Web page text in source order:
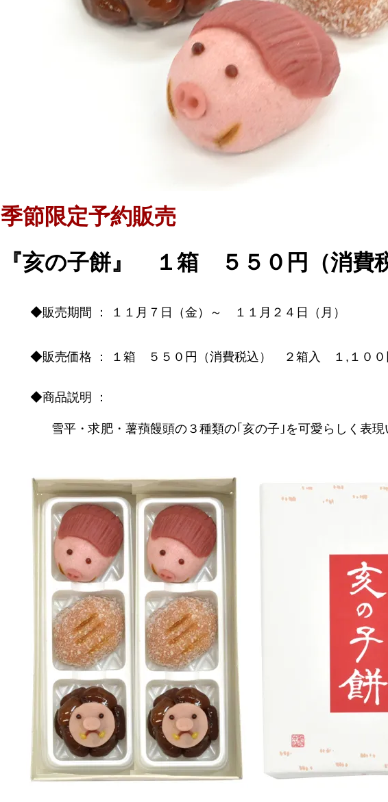
季節限定予約販売
『亥の子餅』 １箱 ５５０円（消費
◆販売期間 ： １１月７日（金）～ １１月２４日（月）
◆販売価格 ： １箱 ５５０円（消費税込） ２箱入 １,１００
◆商品説明 ：
雪平・求肥・薯蕷饅頭の３種類の｢亥の子｣を可愛らしく表現い